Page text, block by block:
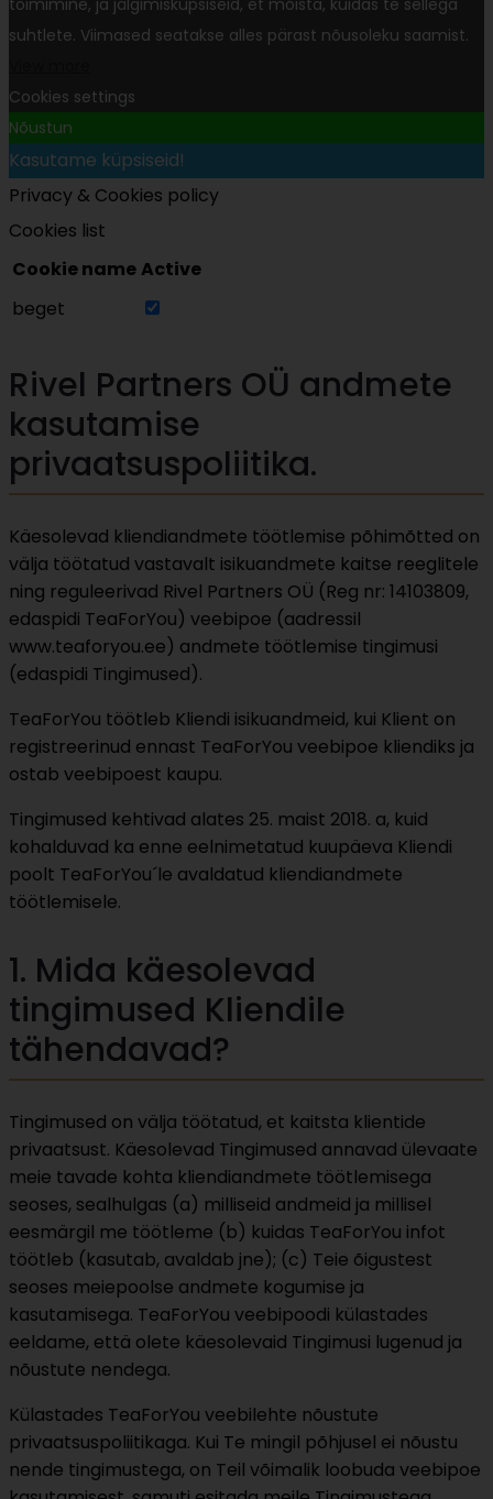
toimimine, ja jälgimisküpsiseid, et mõista, kuidas te sellega
suhtlete. Viimased seatakse alles pärast nõusoleku saamist.
Cookies settings
Nõustun
Kasutame küpsiseid!
Privacy & Cookies policy
Cookies list
Cookie nameActive
beget
Rivel Partners OÜ andmete
kasutamise
privaatsuspoliitika.
Käesolevad kliendiandmete töötlemise põhimõtted on
välja töötatud vastavalt isikuandmete kaitse reeglitele
ning reguleerivad Rivel Partners OÜ (Reg nr: 14103809,
edaspidi TeaForYou) veebipoe (aadressil
www.teaforyou.ee) andmete töötlemise tingimusi
(edaspidi Tingimused).
TeaForYou töötleb Kliendi isikuandmeid, kui Klient on
registreerinud ennast TeaForYou veebipoe kliendiks ja
ostab veebipoest kaupu.
Tingimused kehtivad alates 25. maist 2018. a, kuid
kohalduvad ka enne eelnimetatud kuupäeva Kliendi
poolt TeaForYou´le avaldatud kliendiandmete
töötlemisele.
1. Mida käesolevad
tingimused Kliendile
tähendavad?
Tingimused on välja töötatud, et kaitsta klientide
privaatsust. Käesolevad Tingimused annavad ülevaate
meie tavade kohta kliendiandmete töötlemisega
seoses, sealhulgas (a) milliseid andmeid ja millisel
eesmärgil me töötleme (b) kuidas TeaForYou infot
töötleb (kasutab, avaldab jne); (c) Teie õigustest
seoses meiepoolse andmete kogumise ja
kasutamisega. TeaForYou veebipoodi külastades
eeldame, että olete käesolevaid Tingimusi lugenud ja
nõustute nendega.
Külastades TeaForYou veebilehte nõustute
privaatsuspoliitikaga. Kui Te mingil põhjusel ei nõustu
nende tingimustega, on Teil võimalik loobuda veebipoe